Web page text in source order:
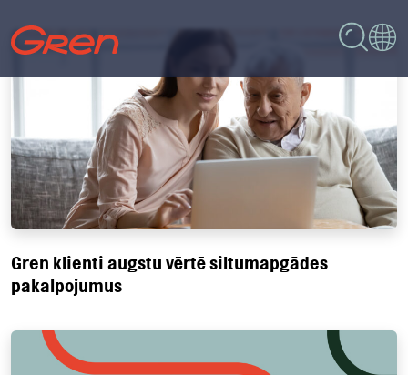
Gren klienti augstu vērtē siltumapgādes
pakalpojumus